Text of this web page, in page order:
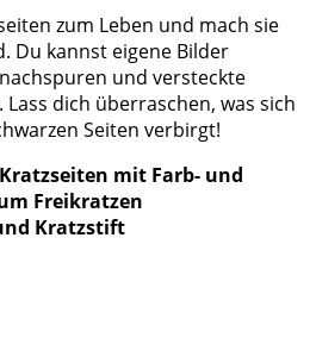
zum Leben und mach sie
Du kannst eigene Bilder
und versteckte
dich überraschen, was sich
Seiten verbirgt!
mit Farb- und
Freikratzen
Kratzstift